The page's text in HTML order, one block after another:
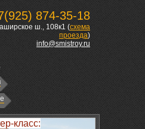
874-35-18
ш., 108к1 (схема
проезда)
info@smistroy.ru
класс: